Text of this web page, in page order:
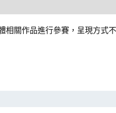
關作品進行參賽，呈現方式